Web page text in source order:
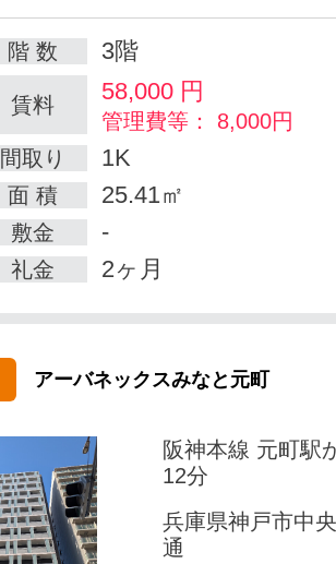
階 数 3階
賃料 58,000 円
管理費等： 8,000円
間取り
1K
面 積 25.41㎡
敷金 -
礼金 2ヶ月
アーバネックスみなと元町
阪神本線 元町駅
12分
兵庫県神戸市中
通